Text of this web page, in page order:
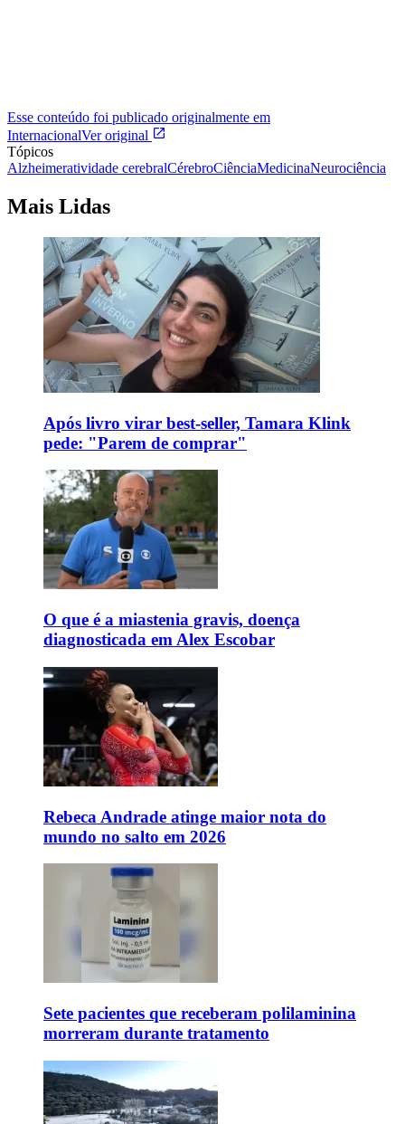
Esse conteúdo foi publicado originalmente em
InternacionalVer original
Tópicos
Alzheimeratividade cerebralCérebroCiênciaMedicinaNeurociência
Mais Lidas
Após livro virar best-seller, Tamara Klink
pede: "Parem de comprar"
O que é a miastenia gravis, doença
diagnosticada em Alex Escobar
Rebeca Andrade atinge maior nota do
mundo no salto em 2026
Sete pacientes que receberam polilaminina
morreram durante tratamento